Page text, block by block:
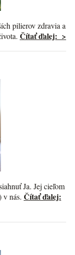
pilierov zdravia a
Čítať ďalej: >
Ja. Jej cieľom
v nás. Čítať ďalej: